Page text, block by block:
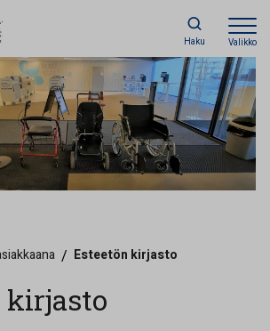
Haku Valikko
/ Esteetön kirjasto
kirjasto